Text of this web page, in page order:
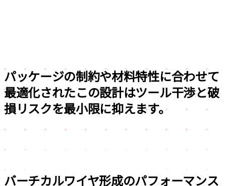
パッケージの制約や材料特性に合わせて
最適化されたこの設計はツール干渉と破
損リスクを最小限に抑えます。
バーチカルワイヤ形成のパフォーマンス